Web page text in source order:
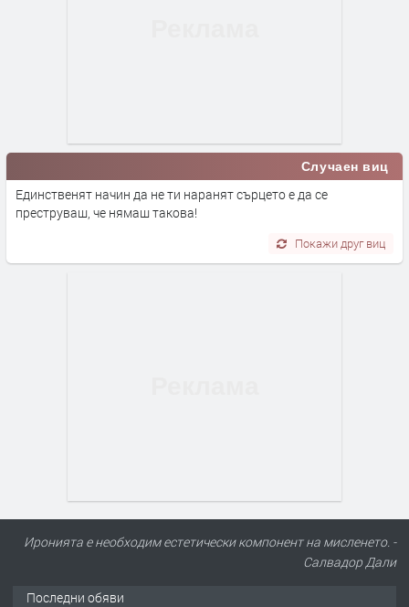
Случаен виц
Единственят начин да не ти наранят сърцето е да се
преструваш, че нямаш такова!
Покажи друг виц
Иронията е необходим естетически компонент на мисленето. -
Салвадор Дали
Последни обяви